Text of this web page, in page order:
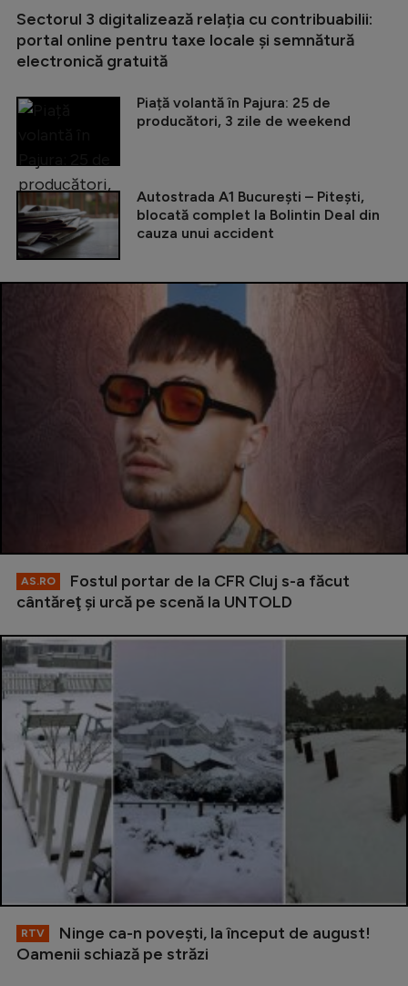
Sectorul 3 digitalizează relația cu contribuabilii:
portal online pentru taxe locale și semnătură
electronică gratuită
Piață volantă în Pajura: 25 de
producători, 3 zile de weekend
Autostrada A1 București – Pitești,
blocată complet la Bolintin Deal din
cauza unui accident
AS.RO
Fostul portar de la CFR Cluj s-a făcut
cântăreţ şi urcă pe scenă la UNTOLD
RTV
Ninge ca-n povești, la început de august!
Oamenii schiază pe străzi